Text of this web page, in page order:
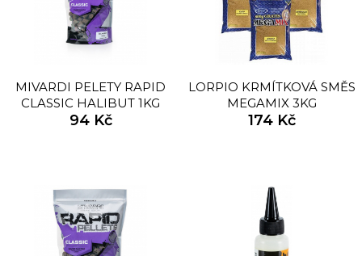
MIVARDI PELETY RAPID
CLASSIC HALIBUT 1KG
94 Kč
LORPIO KRMÍTKOVÁ SMĚS
MEGAMIX 3KG
174 Kč